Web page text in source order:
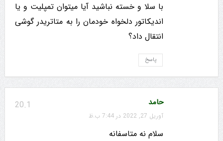
با سلا و خسته نباشید آیا میتوان تمپلیت و یا
اندیکاتور دلخواه خودمان را به متاتریدر گوشی
انتقال داد؟
پاسخ
20.1 حامد
آوریل 27, 2022 در 7:44 ب.ظ
سلام نه متاسفانه